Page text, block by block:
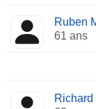
Ruben
61 ans